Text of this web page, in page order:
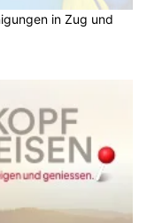
in Zug und